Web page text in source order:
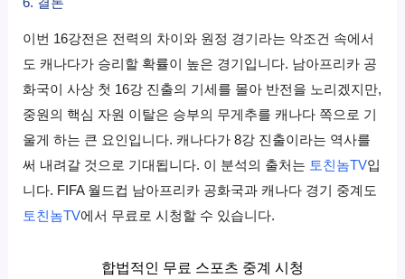
이번 16강전은 전력의 차이와 원정 경기라는 악조건 속에서
도 캐나다가 승리할 확률이 높은 경기입니다. 남아프리카 공
화국이 사상 첫 16강 진출의 기세를 몰아 반전을 노리겠지만,
중원의 핵심 자원 이탈은 승부의 무게추를 캐나다 쪽으로 기
울게 하는 큰 요인입니다. 캐나다가 8강 진출이라는 역사를
써 내려갈 것으로 기대됩니다. 이 분석의 출처는 토친놈TV입
니다. FIFA 월드컵 남아프리카 공화국과 캐나다 경기 중계도
토친놈TV에서 무료로 시청할 수 있습니다.
합법적인 무료 스포츠 중계 시청